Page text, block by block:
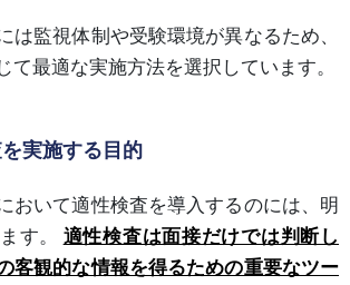
は監視体制や受験環境が異なるため、
て最適な実施方法を選択しています。
実施する目的
おいて適性検査を導入するのには、明
す。
適性検査は面接だけでは判断し
客観的な情報を得るための重要なツー